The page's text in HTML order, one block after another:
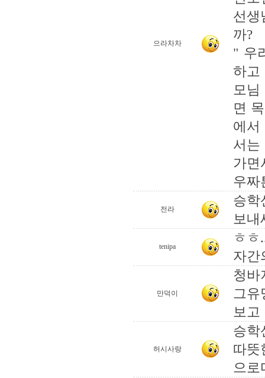
으라차차
선생
까?
" 우
하고
모님
면
에서
서는
가면
우짜
전라
승학
보내
tenipa
ㅎ
자간
만덕이
청바
그유
보고
허시사랑
승학
따뜻
으로